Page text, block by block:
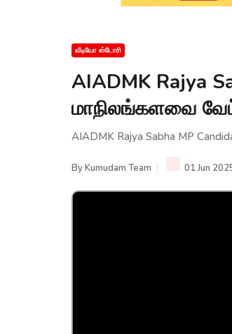
வீடியோ ஸ்டோரி
AIADMK Rajya
மாநிலங்களவை
AIADMK Rajya Sabha MP
ByKumudam Team 01 Jun